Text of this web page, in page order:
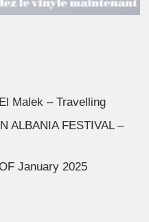
Malek – Travelling
ALBANIA FESTIVAL –
January 2025